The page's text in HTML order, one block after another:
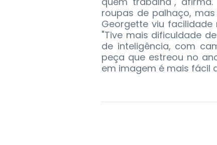
roupas de palhaço,
Georgette viu
"Tive mais dificuldade
de inteligência, com
peça que estreou no
em imagem é mais fácil